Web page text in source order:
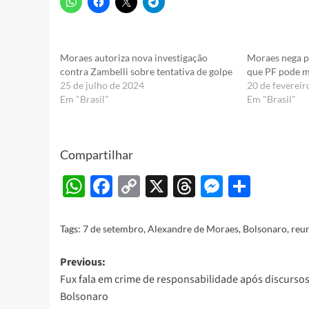
Moraes autoriza nova investigação
contra Zambelli sobre tentativa de golpe
25 de julho de 2024
Em "Brasil"
Moraes nega
que PF pode
20 de
Em "Brasil"
Compartilhar
WhatsApp
Facebook
Copy
X Threads
Tags: 7 de setembro,Alexandre de Moraes, Bolsonaro,
Post
navigation
Previous:
Fux fala em crime de responsabilidade após
Bolsonaro